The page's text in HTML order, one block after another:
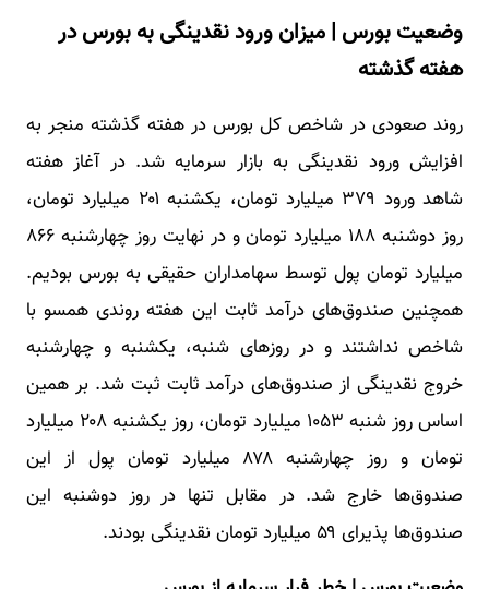
وضعیت بورس | میزان ورود نقدینگی به بورس در
هفته گذشته
روند صعودی در شاخص کل بورس در هفته گذشته منجر به
افزایش ورود نقدینگی به بازار سرمایه شد. در آغاز هفته
شاهد ورود ۳۷۹ میلیارد تومان، یکشنبه ۲۰۱ میلیارد تومان،
روز دوشنبه ۱۸۸ میلیارد تومان و در نهایت روز چهارشنبه ۸۶۶
میلیارد تومان پول توسط سهامداران حقیقی به بورس بودیم.
همچنین صندوق‌های درآمد ثابت این هفته روندی همسو با
شاخص نداشتند و در روزهای شنبه، یکشنبه و چهارشنبه
خروج نقدینگی از صندوق‌های درآمد ثابت ثبت شد. بر همین
اساس روز شنبه ۱۰۵۳ میلیارد تومان، روز یکشنبه ۲۰۸ میلیارد
تومان و روز چهارشنبه ۸۷۸ میلیارد تومان پول از این
صندوق‌ها خارج شد. در مقابل تنها در روز دوشنبه این
صندوق‌ها پذیرای ۵۹ میلیارد تومان نقدینگی بودند.